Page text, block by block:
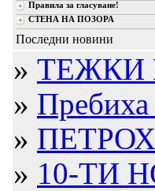
Правила за гласуване!
СТЕНА НА ПОЗОРА
Последни новини
» ТЕЖКИ
» Пребиха
»
» 10-ТИ